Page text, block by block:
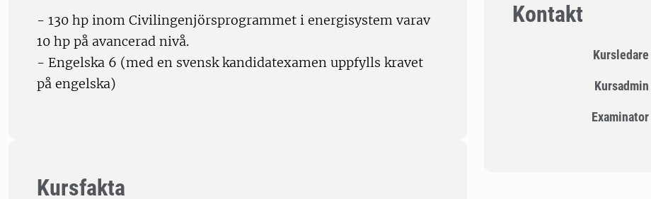
- 130 hp inom Civilingenjörsprogrammet i energisystem varav
10 hp på avancerad nivå.
- Engelska 6 (med en svensk kandidatexamen uppfylls kravet
på engelska)
Kursfakta
Kontakt
Kursledare
Kursadmin
Examinator